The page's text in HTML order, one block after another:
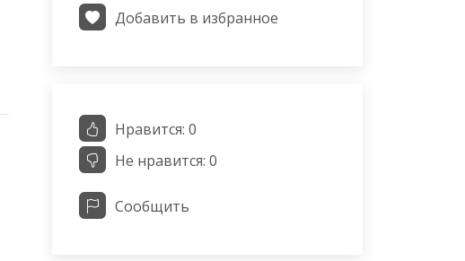
Добавить в избранное
Нравится: 0
Не нравится: 0
Сообщить